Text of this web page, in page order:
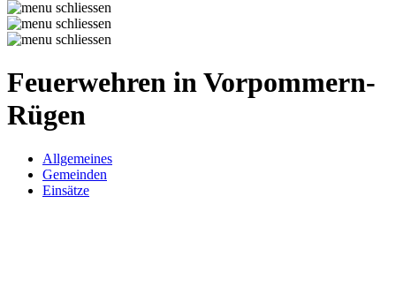
Feuerwehren in Vorpommern-
Rügen
Allgemeines
Gemeinden
Einsätze